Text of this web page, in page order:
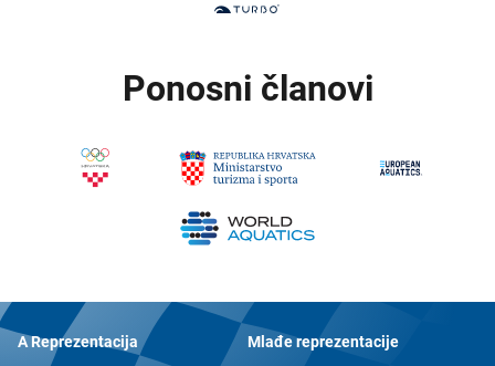
Ponosni članovi
A Reprezentacija Mlađe reprezentacije